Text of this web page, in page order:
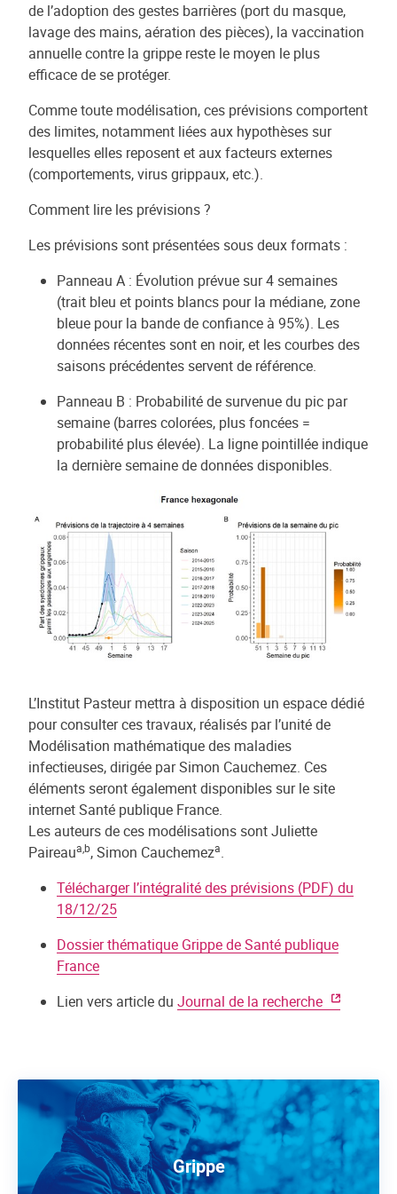
de l’adoption des gestes barrières (port du masque,
lavage des mains, aération des pièces), la vaccination
annuelle contre la grippe reste le moyen le plus
efficace de se protéger.
Comme toute modélisation, ces prévisions comportent
des limites, notamment liées aux hypothèses sur
lesquelles elles reposent et aux facteurs externes
(comportements, virus grippaux, etc.).
Comment lire les prévisions ?
Les prévisions sont présentées sous deux formats :
Panneau A : Évolution prévue sur 4 semaines
(trait bleu et points blancs pour la médiane, zone
bleue pour la bande de confiance à 95%). Les
données récentes sont en noir, et les courbes des
saisons précédentes servent de référence.
Panneau B : Probabilité de survenue du pic par
semaine (barres colorées, plus foncées =
probabilité plus élevée). La ligne pointillée indique
la dernière semaine de données disponibles.
L’Institut Pasteur mettra à disposition un espace dédié
pour consulter ces travaux, réalisés par l’unité de
Modélisation mathématique des maladies
infectieuses, dirigée par Simon Cauchemez. Ces
éléments seront également disponibles sur le site
internet Santé publique France.
Les auteurs de ces modélisations sont Juliette
Paireaua,b, Simon Cauchemeza.
Télécharger l’intégralité des prévisions (PDF) du
18/12/25
Dossier thématique Grippe de Santé publique
France
Lien vers article du Journal de la recherche
Grippe